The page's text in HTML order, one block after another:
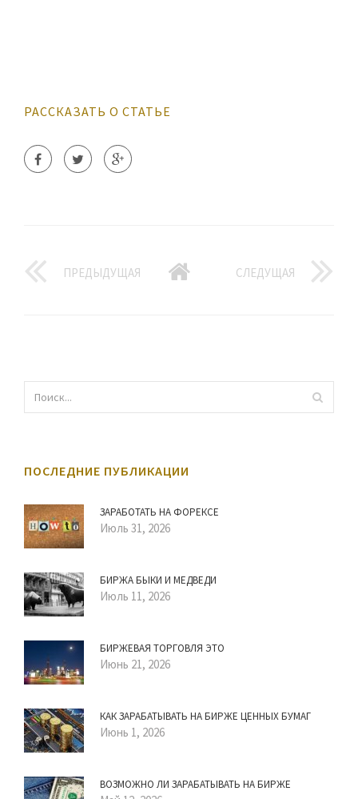
РАССКАЗАТЬ О СТАТЬЕ
ПРЕДЫДУЩАЯ СЛЕДУЩАЯ
ПОСЛЕДНИЕ ПУБЛИКАЦИИ
ЗАРАБОТАТЬ НА ФОРЕКСЕ
Июль 31, 2026
БИРЖА БЫКИ И МЕДВЕДИ
Июль 11, 2026
БИРЖЕВАЯ ТОРГОВЛЯ ЭТО
Июнь 21, 2026
КАК ЗАРАБАТЫВАТЬ НА БИРЖЕ ЦЕННЫХ БУМАГ
Июнь 1, 2026
ВОЗМОЖНО ЛИ ЗАРАБАТЫВАТЬ НА БИРЖЕ